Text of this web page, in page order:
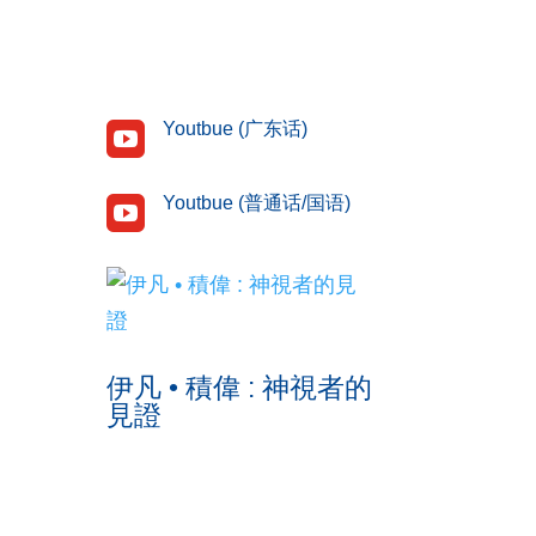
 Youtbue (广东话)
 Youtbue (普通话/国语)
伊凡 • 積偉 : 神視者的
見證